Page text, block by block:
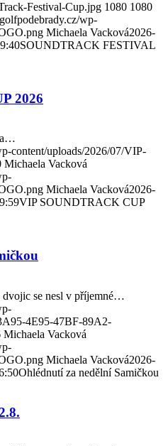
Festival-Cup.jpg 1080 1080
wp-
Michaela Vacková2026-
SOUNDTRACK FESTIVAL
2026
a…
content/uploads/2026/07/VIP-
Michaela Vacková
Michaela Vacková2026-
VIP SOUNDTRACK CUP
dvojic se nesl v příjemné…
4E95-47BF-89A2-
Michaela Vacková
Michaela Vacková2026-
Ohlédnutí za nedělní Samičkou